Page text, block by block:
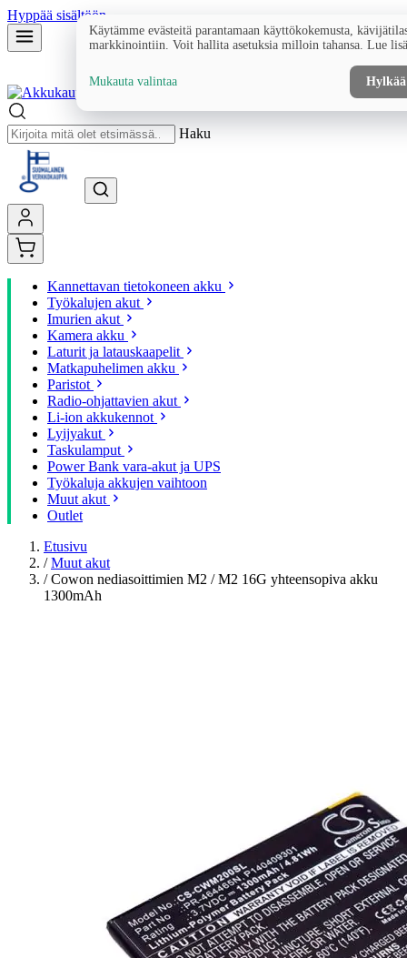
Hyppää sisältöön
Haku
Kannettavan tietokoneen akku
Työkalujen akut
Imurien akut
Kamera akku
Laturit ja latauskaapelit
Matkapuhelimen akku
Paristot
Radio-ohjattavien akut
Li-ion akkukennot
Lyijyakut
Taskulamput
Power Bank vara-akut ja UPS
Työkaluja akkujen vaihtoon
Muut akut
Outlet
Etusivu
/ Muut akut
/ Cowon nediasoittimien M2 / M2 16G yhteensopiva akku
1300mAh
Käytämme evästeitä parantamaan käyttökokemusta,
markkinointiin. Voit hallita asetuksia milloin tahansa. Lue
Mukauta valintaa Hylkää